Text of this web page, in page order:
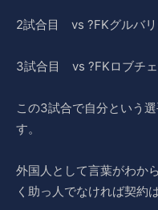
2試合目 vs ?FKグルバリ
3試合目 vs ?FKロブチ
この3試合で自分という
す。
外国人として言葉がわか
く助っ人でなければ契約